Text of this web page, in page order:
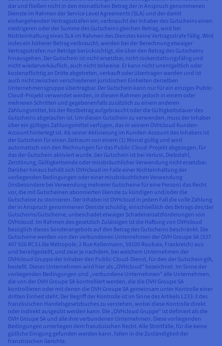
dar und fließen nicht in den monatlichen Betrag der in Anspruch genommenen
Dienste im Rahmen der Service Level Agreements (SLA) und der damit
einhergehenden Vertragsstrafen ein; verbraucht der Inhaber des Gutscheins einen
niedrigeren oder der Summe des Gutscheins gleichen Betrag, wird bei
Nichteinhaltung eines SLA im Rahmen des Dienstes keine Vertragsstrafe fällig. Wird
indes ein höherer Betrag verbraucht, werden bei der Berechnung etwaiger
Vertragsstrafen nur Beträge berücksichtigt, die über den Betrag des Gutscheins
hinausgehen. Der Gutschein ist nicht ersetzbar, nicht rückerstattungsfähig und
nicht wiederverkäuflich, auch nicht teilweise. Er kann nicht unentgeltlich oder
kostenpflichtig an Dritte abgetreten, verkauft oder übertragen werden und ist
auch nicht zwischen verschiedenen juristischen Einheiten derselben
Unternehmensgruppe übertragbar. Der Gutschein kann nur für ein einziges Public-
Cloud-Projekt verwendet werden, in diesem Rahmen jedoch in einem oder
mehreren Schritten und gegebenenfalls zusätzlich zu einem anderen
Zahlungsmittel, bis der Restbetrag aufgebraucht oder die Gültigkeitsdauer des
Gutscheins abgelaufen ist. Um diesen Gutschein zu verwenden, muss der Inhaber
über ein gültiges Zahlungsmittel verfügen, das in seinem OVHcloud Kunden-
Account hinterlegt ist. Ab seiner Aktivierung im Kunden-Account des Inhabers ist
der Gutschein für einen Zeitraum von einem (1) Monat gültig und wird
automatisch von den Rechnungen für das Public-Cloud-Projekt abgezogen, für
das der Gutschein aktiviert wurde. Der Gutschein ist bei Verlust, Diebstahl,
Zerstörung, Gültigkeitsende oder missbräuchlicher Verwendung nicht ersetzbar.
Darüber hinaus behält sich OVHcloud im Falle einer Nichteinhaltung der
vorliegenden Bedingungen oder einer missbräuchlichen Verwendung
(insbesondere bei Verwendung mehrerer Gutscheine für eine Person) das Recht
vor, die mit Gutscheinen abonnierten Dienste zu kündigen und/oder die
Gutscheine zu stornieren. Der Inhaber ist OVHcloud in jedem Fall die volle Zahlung
der in Anspruch genommenen Dienste schuldig, einschließlich des Betrags des/der
Gutscheins/Gutscheine, unbeschadet etwaiger Schadenersatzforderungen von
OVHcloud. Im Rahmen des gesetzlich Zulässigen ist die Haftung von OVHcloud
bezüglich dieses Sonderangebots auf den Betrag des Gutscheins beschränkt. Die
Gutscheine werden von den verbundenen Unternehmen der OVH Groupe SA (537
407 926 RCS Lille Métropole, 2 Rue Kellermann, 59100 Roubaix, Frankreich) aus-
und bereitgestellt, und zwar je nachdem, bei welchem Unternehmen der
OVHcloud Gruppe der Inhaber den Public-Cloud-Dienst, für den der Gutschein gilt,
bestellt. Dieses Unternehmen wird hier als „OVHcloud“ bezeichnet. Im Sinne der
vorliegenden Bedingungen sind „verbundene Unternehmen“ alle Unternehmen,
die von der OVH Groupe SA kontrolliert werden, die die OVH Groupe SA
kontrollieren oder mit denen die OVH Groupe SA gemeinsam unter Kontrolle einer
dritten Einheit steht. Der Begriff der Kontrolle ist im Sinne des Artikels L233-3 des
französischen Handelsgesetzbuches zu verstehen, wobei diese Kontrolle direkt
oder indirekt ausgeübt werden kann. Die „OVHcloud Gruppe“ ist definiert als die
OVH Groupe SA und alle ihre verbundenen Unternehmen. Diese vorliegenden
Bedingungen unterliegen dem französischen Recht. Alle Streitfälle, für die keine
gütliche Einigung gefunden werden kann, fallen in die Zuständigkeit der
französischen Gerichte.